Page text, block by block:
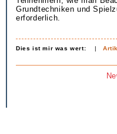
Grundtechniken und
erforderlich.
Dies ist mir was wert: |